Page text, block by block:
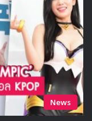
News